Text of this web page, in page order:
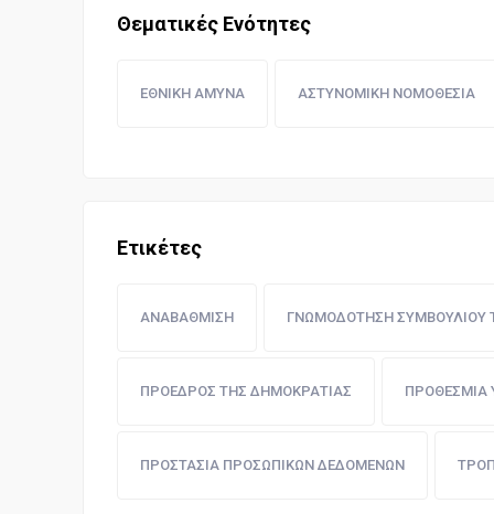
Θεματικές Ενότητες
ΕΘΝΙΚΗ ΑΜΥΝΑ ΑΣΤΥΝΟΜΙΚΗ ΝΟΜΟΘΕΣΙΑ
Ετικέτες
ΑΝΑΒΑΘΜΙΣΗ ΓΝΩΜΟΔΟΤΗΣΗ ΣΥΜΒΟΥΛΙΟΥ
ΠΡΟΕΔΡΟΣ ΤΗΣ ΔΗΜΟΚΡΑΤΙΑΣ ΠΡΟΘΕΣΜΙΑ
ΠΡΟΣΤΑΣΙΑ ΠΡΟΣΩΠΙΚΩΝ ΔΕΔΟΜΕΝΩΝ